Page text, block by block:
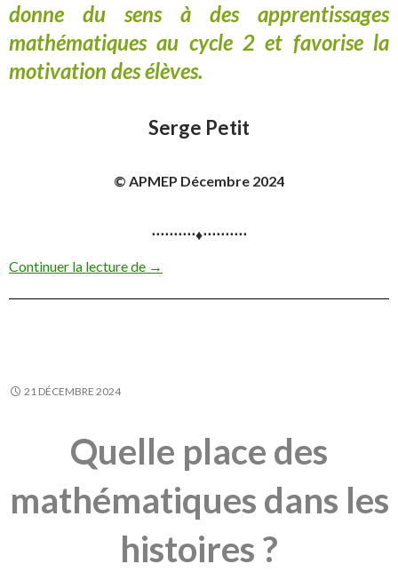
donne du sens à des apprentissages
mathématiques au cycle 2 et favorise la
motivation des élèves.
Serge Petit
© APMEP Décembre 2024
⋅⋅⋅⋅⋅⋅⋅⋅⋅⋅♦⋅⋅⋅⋅⋅⋅⋅⋅⋅⋅
Continuer la lecture de Enseigner les mathématiques par la
→
21 DÉCEMBRE 2024
Quelle place des
mathématiques dans les
histoires ?